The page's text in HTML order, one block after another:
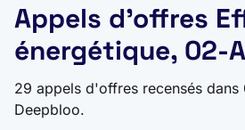
Appels d'offres
énergétique, 02-
29 appels d'offres recensés dans
Deepbloo.